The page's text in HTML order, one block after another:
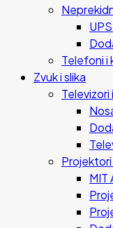
Telefoni i
Zvuk i slika
Televizori
MIT